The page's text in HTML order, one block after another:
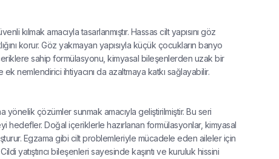
kılmak amacıyla tasarlanmıştır. Hassas cilt yapısını göz
korur. Göz yakmayan yapısıyla küçük çocukların banyo
sahip formülasyonu, kimyasal bileşenlerden uzak bir
nemlendirici ihtiyacını da azaltmaya katkı sağlayabilir.
çözümler sunmak amacıyla geliştirilmiştir. Bu seri
hedefler. Doğal içeriklerle hazırlanan formülasyonlar, kimyasal
Egzama gibi cilt problemleriyle mücadele eden aileler için
yatıştırıcı bileşenleri sayesinde kaşıntı ve kuruluk hissini